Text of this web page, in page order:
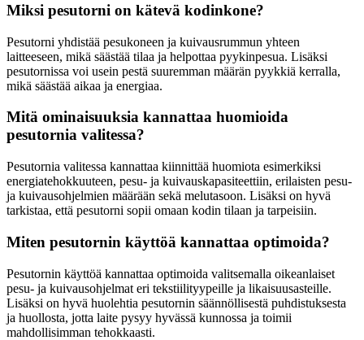
Miksi pesutorni on kätevä kodinkone?
Pesutorni yhdistää pesukoneen ja kuivausrummun yhteen
laitteeseen, mikä säästää tilaa ja helpottaa pyykinpesua. Lisäksi
pesutornissa voi usein pestä suuremman määrän pyykkiä kerralla,
mikä säästää aikaa ja energiaa.
Mitä ominaisuuksia kannattaa huomioida
pesutornia valitessa?
Pesutornia valitessa kannattaa kiinnittää huomiota esimerkiksi
energiatehokkuuteen, pesu- ja kuivauskapasiteettiin, erilaisten pesu-
ja kuivausohjelmien määrään sekä melutasoon. Lisäksi on hyvä
tarkistaa, että pesutorni sopii omaan kodin tilaan ja tarpeisiin.
Miten pesutornin käyttöä kannattaa optimoida?
Pesutornin käyttöä kannattaa optimoida valitsemalla oikeanlaiset
pesu- ja kuivausohjelmat eri tekstiilityypeille ja likaisuusasteille.
Lisäksi on hyvä huolehtia pesutornin säännöllisestä puhdistuksesta
ja huollosta, jotta laite pysyy hyvässä kunnossa ja toimii
mahdollisimman tehokkaasti.